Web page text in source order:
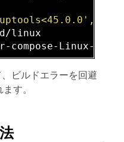
linux
ビルドエラーを回避
す。